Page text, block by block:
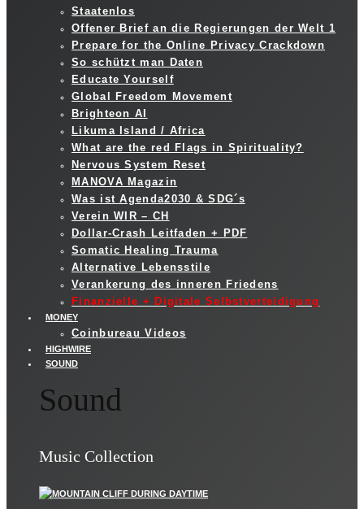
Staatenlos
Offener Brief an die Regierungen der Welt 1
Prepare for the Online Privacy Crackdown
So schützt man Daten
Educate Yourself
Global Freedom Movement
Brighteon AI
Likuma Island / Africa
What are the red Flags in Spirituality?
Nervous System Reset
MANOVA Magazin
Was ist Agenda2030 & SDG´s
Verein WIR – CH
Dollar-Crash Leitfaden + PDF
Somatic Healing Trauma
Alternative Lebensstile
Verankerung des inneren Friedens
Finanzielle + Digitale Selbstverteidigung
MONEY
Coinbureau Videos
HIGHWIRE
SOUND
Sound
Music Collection